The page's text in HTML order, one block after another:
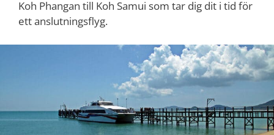
Koh Phangan till Koh Samui som tar dig dit i tid för
ett anslutningsflyg.